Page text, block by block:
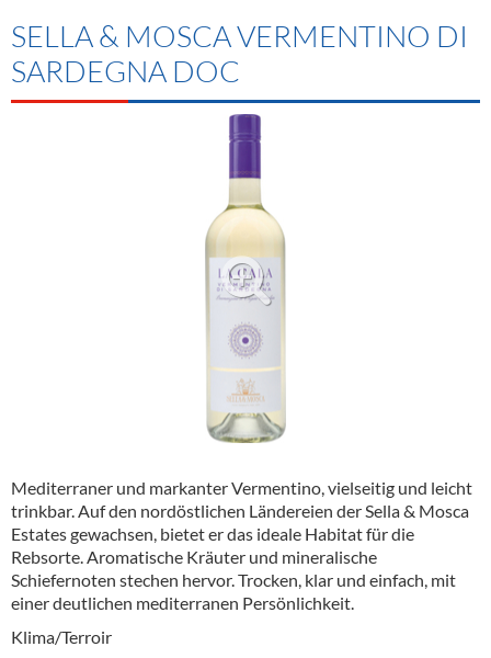
Neuigkeiten
Termine
Spirituosen
Bier
Hygieneartikel & Desinfektion
Fremddienstleistungen
SELLA & MOSCA VERMENTINO DI
SARDEGNA DOC
Mediterraner und markanter Vermentino, vielseitig und leicht
trinkbar. Auf den nordöstlichen Ländereien der Sella & Mosca
Estates gewachsen, bietet er das ideale Habitat für die
Rebsorte. Aromatische Kräuter und mineralische
Schiefernoten stechen hervor. Trocken, klar und einfach, mit
einer deutlichen mediterranen Persönlichkeit.
Klima/Terroir